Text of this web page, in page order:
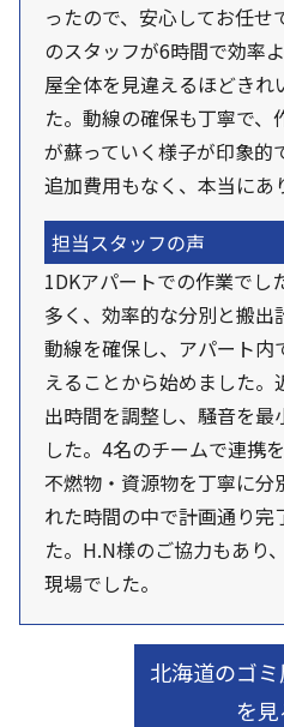
ったので、安心してお任せ
のスタッフが6時間で効率
屋全体を見違えるほどきれ
た。動線の確保も丁寧で
が蘇っていく様子が印象的
追加費用もなく、本当にあ
担当スタッフの声
1DKアパートでの作業でし
多く、効率的な分別と搬
動線を確保し、アパート
えることから始めました
出時間を調整し、騒音を最
した。4名のチームで連携
不燃物・資源物を丁寧に分
れた時間の中で計画通り完
た。H.N様のご協力もあり
現場でした。
北海道のゴ
を見